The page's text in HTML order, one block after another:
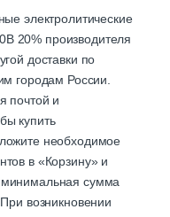
электролитические
20% производителя
доставки по
городам России.
почтой и
купить
необходимое
в «Корзину» и
сумма
возникновении